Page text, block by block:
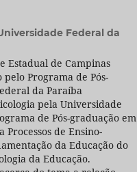
Federal da
Estadual de Campinas
Programa de Pós-
da Paraíba
pela Universidade
de Pós-graduação em
Processos de Ensino-
da Educação do
da Educação.